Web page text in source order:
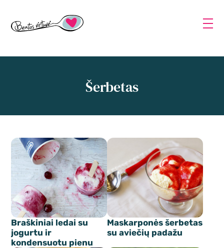
Šerbetas
Braškiniai ledai su
jogurtu ir
kondensuotu pienu
Maskarponės šerbetas
su aviečių padažu